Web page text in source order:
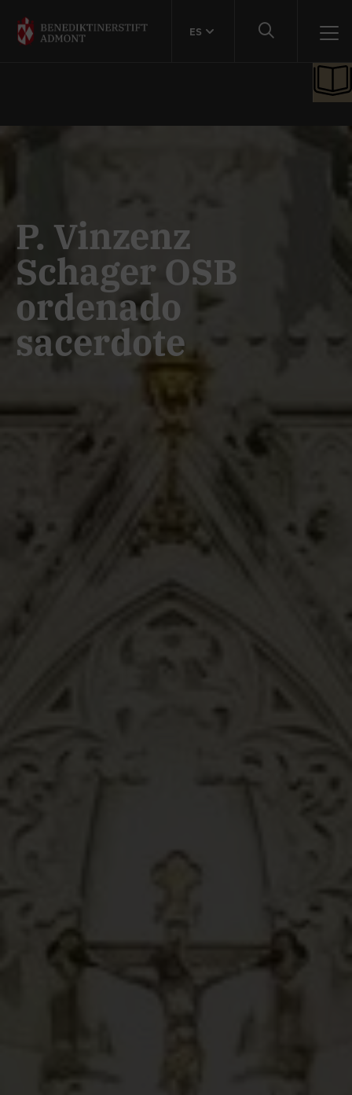
ES
P. Vinzenz
Schager OSB
ordenado
sacerdote